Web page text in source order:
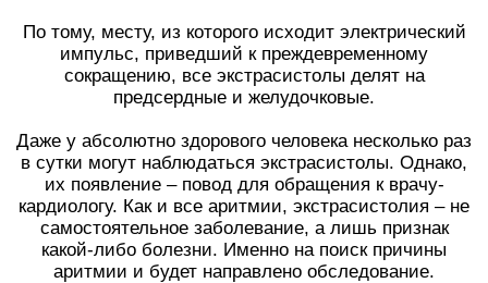
По тому, месту, из которого исходит электрический
импульс, приведший к преждевременному
сокращению, все экстрасистолы делят на
предсердные и желудочковые.
Даже у абсолютно здорового человека несколько раз
в сутки могут наблюдаться экстрасистолы. Однако,
их появление – повод для обращения к врачу-
кардиологу. Как и все аритмии, экстрасистолия – не
самостоятельное заболевание, а лишь признак
какой-либо болезни. Именно на поиск причины
аритмии и будет направлено обследование.